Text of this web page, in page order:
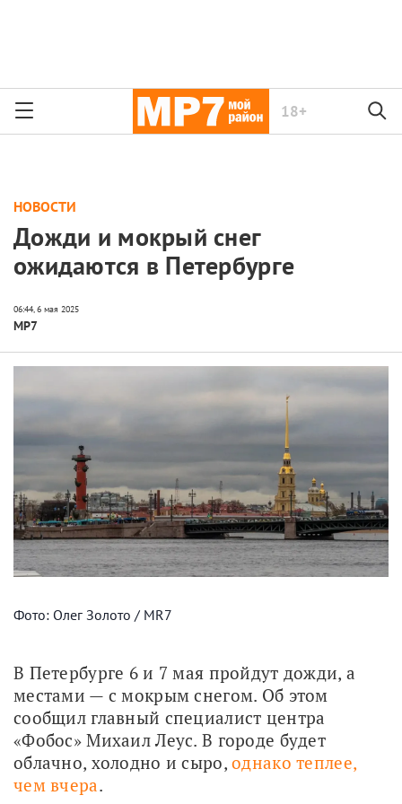
18+
НОВОСТИ
Дожди и мокрый снег
ожидаются в Петербурге
МР7
Фото: Олег Золото / MR7
В Петербурге 6 и 7 мая пройдут дожди, а
местами — с мокрым снегом. Об этом
сообщил главный специалист центра
«Фобос» Михаил Леус. В городе будет
облачно, холодно и сыро, однако теплее,
чем вчера.